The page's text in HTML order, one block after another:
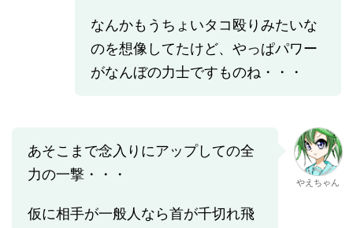
なんかもうちょいタコ殴りみたいな
のを想像してたけど、やっぱパワー
がなんぼの力士ですものね・・・
あそこまで念入りにアップしての全
力の一撃・・・
仮に相手が一般人なら首が千切れ飛
やえちゃん